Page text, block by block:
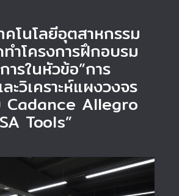
โนโลยีอุตสาหกรรม
ำโครงการฝึกอบรม
รในหัวข้อ”การ
วิเคราะห์แผงวงจร
Cadance Allegro
Tools”